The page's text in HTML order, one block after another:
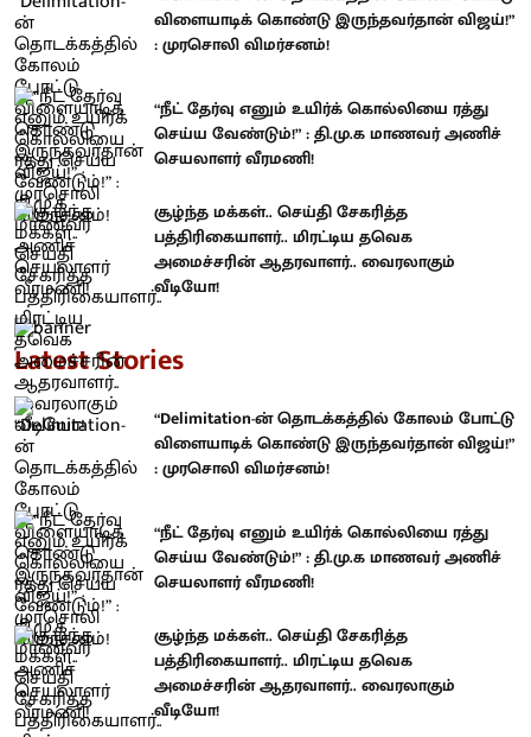
விளையாடிக் கொண்டு இருந்தவர்தான் விஜய்!”
: முரசொலி விமர்சனம்!
“நீட் தேர்வு எனும் உயிர்க் கொல்லியை ரத்து
செய்ய வேண்டும்!” : தி.மு.க மாணவர் அணிச்
செயலாளர் வீரமணி!
சூழ்ந்த மக்கள்.. செய்தி சேகரித்த
பத்திரிகையாளர்.. மிரட்டிய தவெக
அமைச்சரின் ஆதரவாளர்.. வைரலாகும்
வீடியோ!
Latest Stories
“Delimitation-ன் தொடக்கத்தில் கோலம் போட்டு
விளையாடிக் கொண்டு இருந்தவர்தான் விஜய்!”
: முரசொலி விமர்சனம்!
“நீட் தேர்வு எனும் உயிர்க் கொல்லியை ரத்து
செய்ய வேண்டும்!” : தி.மு.க மாணவர் அணிச்
செயலாளர் வீரமணி!
சூழ்ந்த மக்கள்.. செய்தி சேகரித்த
பத்திரிகையாளர்.. மிரட்டிய தவெக
அமைச்சரின் ஆதரவாளர்.. வைரலாகும்
வீடியோ!